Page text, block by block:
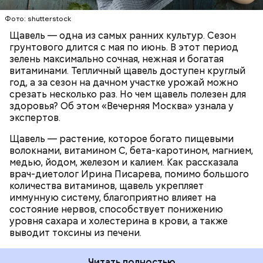
Фото: shutterstock
Щавель — одна из самых ранних культур. Сезон
грунтового длится с мая по июнь. В этот период
зелень максимально сочная, нежная и богатая
витаминами. Тепличный щавель доступен круглый
год, а за сезон на дачном участке урожай можно
срезать несколько раз. Но чем щавель полезен для
здоровья? Об этом «Вечерняя Москва» узнала у
экспертов.
Щавель — растение, которое богато пищевыми
волокнами, витамином С, бета-каротином, магнием,
медью, йодом, железом и калием. Как рассказала
врач-диетолог Ирина Писарева, помимо большого
количества витаминов, щавель укрепляет
иммунную систему, благоприятно влияет на
состояние нервов, способствует понижению
уровня сахара и холестерина в крови, а также
выводит токсины из печени.
содержит большое количество щавелевой кислоты,
которая может способствовать образованию
ЗДОРОВЬЕ ВРАЧИ
РАСТЕНИЯ
ПРОДУКТЫ
Диетолог отметила, что норма потребления
в сыром виде в день. Тем не менее некоторым
людям стоит вообще отказаться от данного
продукта. Например, тем, у кого есть проблемы с
желудочно-кишечным трактом. Эфирные масла
оказывают раздражающее действие на слизистые
оболочки кишечника и могут вызвать обострение,
— предупредила Соломатина.